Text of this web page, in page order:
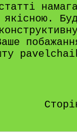
якісною.